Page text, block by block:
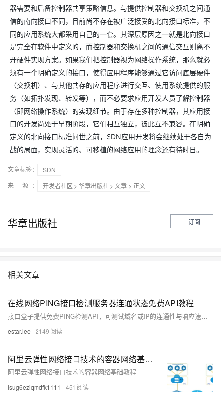
器需要和后备控制器共享策略信息。与提供控制器和交换机之间通
信的南向接口不同，目前尚不存在被广泛接受的北向接口标准，不
同的应用系统大都采用自己的一套。其深层原因之一就是北向接口
是完全在软件中定义的，而控制器和交换机之间的通信交互则离不
开硬件实现方案。如果我们把控制器视为网络操作系统，那么就必
须有一个明确定义的接口，使得应用程序能够通过它访问底层硬件
（交换机）、与其他共存的应用程序进行交互、使用系统提供的服
务（如拓扑发现、转发等），而不必要求应用开发人员了解控制器
（即网络操作系统）的实现细节。由于存在多种控制器，其应用接
口的开发尚处于早期阶段，它们相互独立，彼此互不兼容。在明确
定义的北向接口标准问世之前，SDN应用开发将会继续处于各自为
战的局面，实现灵活的、可移植的网络应用的理念还有待时日。
文章标签：
SDN
来 源：
开发者社区 > 华章出版社 > 文章 > 正文
华章出版社 + 订阅
相关文章
在线网络PING接口检测服务器连通状态免费API教程
接口盒子提供免费PING检测API，可测试域名或IP的连通性与响应速度，支持指定地域节点，适用于服务器运维和网络监控。
estar.lee 2149
阿里云弹性网络接口技术的容器网络基础教程
阿里云弹性网络接口技术的容器网络基础教程
lsug6eziqmdfk1111 451